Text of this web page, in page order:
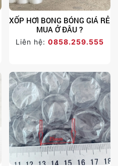
XỐP HƠI BONG BÓNG GIÁ RẺ
MUA Ở ĐÂU ?
Liên hệ: 0858.259.555